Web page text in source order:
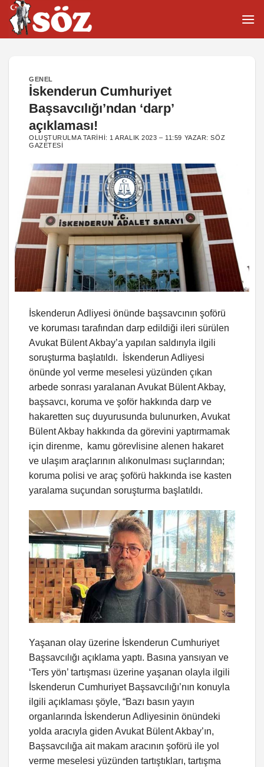
İçeriğe
atla
GENEL
İskenderun Cumhuriyet
Başsavcılığı’ndan ‘darp’
açıklaması!
OLUŞTURULMA TARIHI: 1 ARALIK 2023 – 11:59 YAZAR:SÖZ
GAZETESI
İskenderun Adliyesi önünde başsavcının şoförü
ve koruması tarafından darp edildiği ileri sürülen
Avukat Bülent Akbay’a yapılan saldırıyla ilgili
soruşturma başlatıldı. İskenderun Adliyesi
önünde yol verme meselesi yüzünden çıkan
arbede sonrası yaralanan Avukat Bülent Akbay,
başsavcı, koruma ve şoför hakkında darp ve
hakaretten suç duyurusunda bulunurken, Avukat
Bülent Akbay hakkında da görevini yaptırmamak
için direnme, kamu görevlisine alenen hakaret
ve ulaşım araçlarının alıkonulması suçlarından;
koruma polisi ve araç şoförü hakkında ise kasten
yaralama suçundan soruşturma başlatıldı.
Yaşanan olay üzerine İskenderun Cumhuriyet
Başsavcılığı açıklama yaptı. Basına yansıyan ve
‘Ters yön’ tartışması üzerine yaşanan olayla ilgili
İskenderun Cumhuriyet Başsavcılığı’nın konuyla
ilgili açıklaması şöyle, “Bazı basın yayın
organlarında İskenderun Adliyesinin önündeki
yolda aracıyla giden Avukat Bülent Akbay’ın,
Başsavcılığa ait makam aracının şoförü ile yol
verme meselesi yüzünden tartıştıkları, tartışma